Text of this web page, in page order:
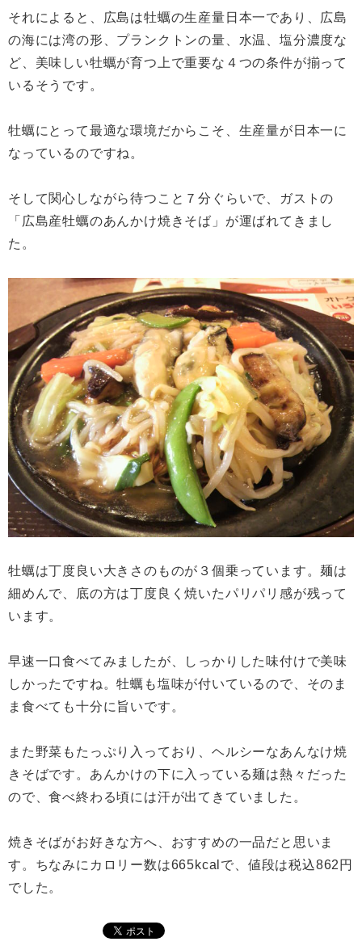
それによると、広島は牡蠣の生産量日本一であり、広島
の海には湾の形、プランクトンの量、水温、塩分濃度な
ど、美味しい牡蠣が育つ上で重要な４つの条件が揃って
いるそうです。
牡蠣にとって最適な環境だからこそ、生産量が日本一に
なっているのですね。
そして関心しながら待つこと７分ぐらいで、ガストの
「広島産牡蠣のあんかけ焼きそば」が運ばれてきまし
た。
牡蠣は丁度良い大きさのものが３個乗っています。麺は
細めんで、底の方は丁度良く焼いたパリパリ感が残って
います。
早速一口食べてみましたが、しっかりした味付けで美味
しかったですね。牡蠣も塩味が付いているので、そのま
ま食べても十分に旨いです。
また野菜もたっぷり入っており、ヘルシーなあんなけ焼
きそばです。あんかけの下に入っている麺は熱々だった
ので、食べ終わる頃には汗が出てきていました。
焼きそばがお好きな方へ、おすすめの一品だと思いま
す。ちなみにカロリー数は665kcalで、値段は税込862円
でした。